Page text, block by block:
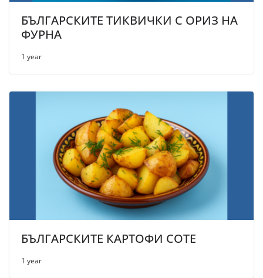
БЪЛГАРСКИТЕ ТИКВИЧКИ С ОРИЗ НА
ФУРНА
1 year
БЪЛГАРСКИТЕ КАРТОФИ СОТЕ
1 year